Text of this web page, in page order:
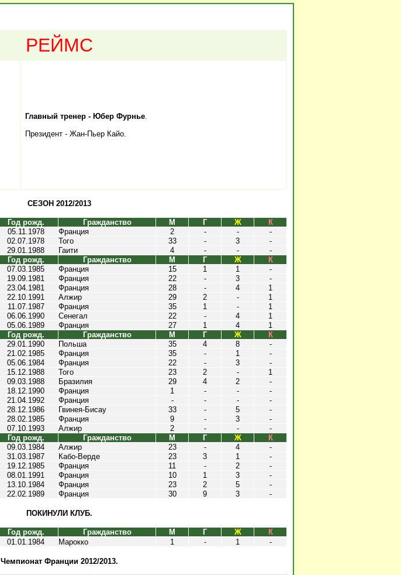
РЕЙМС
Главный тренер - Юбер Фурнье.
Президент - Жан-Пьер Кайо.
СЕЗОН 2012/2013
Год рожд. Гражданство М Г Ж
К
05.11.1978 Франция 2 - -
-
02.07.1978 Того 33 - 3
-
29.01.1988 Гаити 4 - -
-
Год рожд. Гражданство М Г Ж
К
07.03.1985 Франция 15 1 1
-
19.09.1981 Франция 22 - 3
-
23.04.1981 Франция 28 - 4
1
22.10.1991 Алжир 29 2 -
1
11.07.1987 Франция 35 1 -
1
06.06.1990 Сенегал 22 - 4
1
05.06.1989 Франция 27 1 4
1
Год рожд. Гражданство М Г Ж
К
29.01.1990 Польша 35 4 8
-
21.02.1985 Франция 35 - 1
-
05.06.1984 Франция 22 - 3
-
15.12.1988 Того 23 2 -
1
09.03.1988 Бразилия 29 4 2
-
18.12.1990 Франция 1 - -
-
21.04.1992 Франция - - -
-
28.12.1986 Гвинея-Бисау 33 - 5
-
28.02.1985 Франция 9 - 3
-
07.10.1993 Алжир 2 - -
-
Год рожд. Гражданство М Г Ж
К
09.03.1984 Алжир 23 - 4
-
31.03.1987 Кабо-Верде 23 3 1
-
19.12.1985 Франция 11 - 2
-
08.01.1991 Франция 10 1 3
-
13.10.1984 Франция 23 2 5
-
22.02.1989 Франция 30 9 3 -
ПОКИНУЛИ КЛУБ.
Год рожд. Гражданство М Г Ж
К
01.01.1984 Марокко 1 - 1 -
Чемпионат Франции 2012/2013.